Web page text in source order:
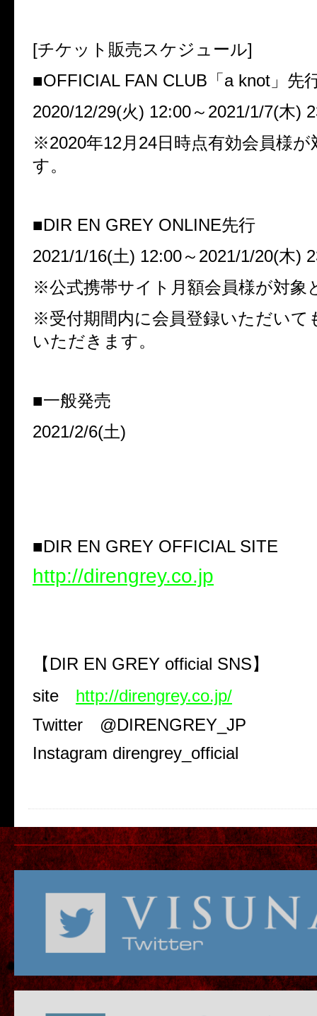
[チケット販売スケジュール]
■OFFICIAL FAN CLUB 「 a knot 」先
2020/12/29(火) 12:00～ 2021/1/7(木)
※2020年12月 24日時点有効会員様
す。
■DIR EN GREY ONLINE先行
2021/1/16(土) 12:00～ 2021/1/20(木)
※公式携帯サイト月額会員様が対象
※受付期間内に会員登録いただいて
いただきます。
■一般発売
2021/2/6(土)
■DIR EN GREY OFFICIAL SITE
http://direngrey.co.jp
【 DIR EN GREY official SNS】
site
http://direngrey.co.jp/
Twitter
@DIRENGREY_JP
Instagram direngrey_official